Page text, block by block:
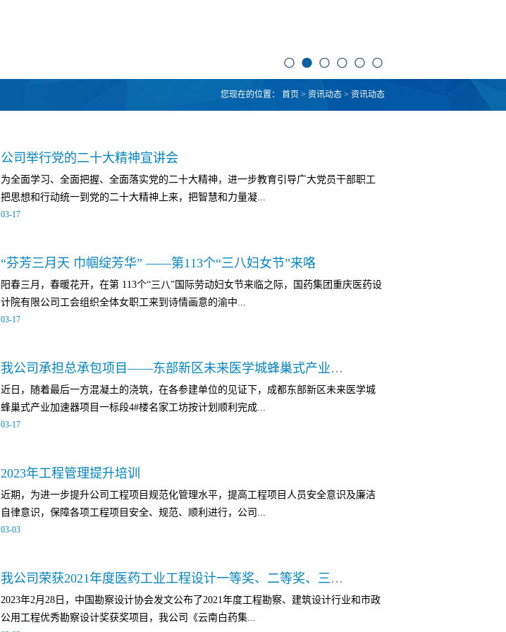
您现在的位置： 首页 > 资讯动态 > 资讯动态
公司举行党的二十大精神宣讲会
为全面学习、全面把握、全面落实党的二十大精神，进一步教育引导广大党员干部职工
把思想和行动统一到党的二十大精神上来，把智慧和力量凝...
员、市委党校副校长周学馨教授为公司党员干部职工作了一场题为“夺取中国特色社会主
义新胜利的政治宣言和行动纲领”的党的二十大精神宣讲报告。公司领导班子成员、全体
党员、中层骨干、民主党派人士、群团组织代表共计150余人聆听报告。周学馨教授紧扣
党的二十大报告原文，重点围绕三个方面的“深刻领会”，对党的二十大精神进行了系统的
供了更加宽广的解读视野。 参会人员一致表示，要认真学习领会党的二十大精神，进
一步提高政治站位，深刻领悟“两个确立”的决定性意义，牢记“三个务必”的实践要求，结
合公司实际，立足职能职责，心往一处想、劲往一处使，一步一个脚印把党的二十大作
出的重大决策部署在公司落地见效，为公司高质量发展贡献力量。
03-17
“芬芳三月天 巾帼绽芳华” ——第113个“三八妇女节”来咯
阳春三月，春暖花开，在第 113个“三八”国际劳动妇女节来临之际，国药集团重庆医药设
计院有限公司工会组织全体女职工来到诗情画意的渝中...
创意构图的同时，展现巾帼风采。此次活动不仅丰富了女职工业余生活，缓解繁忙快节
奏的工作，也使大家充分感受到了节日带来的喜悦。愿她们勇敢地去追求自己，向着阳
光散发光辉，在各自的工作岗位上坚定信心、担当进取，展现时代“她”力量。
03-17
我公司承担总承包项目——东部新区未来医学城蜂巢式产业加速器一标段项目阶段性封顶
近日，随着最后一方混凝土的浇筑，在各参建单位的见证下，成都东部新区未来医学城
蜂巢式产业加速器项目一标段4#楼名家工坊按计划顺利完成...
实基础。成都东部新区未来医学城蜂巢式产业加速器项目一标段项目，由国药集团重庆
医药设计院有限公司作为联合体牵头人，中国五冶集团有限公司作为联合体成员共同承
建。项目建设用地面积约80.89亩，总建筑面积124201.35㎡。包含1#弹性产研中心
（15F/-2F）、2#转化中心（7F）、3#倒班宿舍（15F）、4#名家工坊（5F）、5#名家工
施工，仅用时56天，确保了业主的节点目标的顺利完成，为整体项目按时保质完成奠定
了良好基础。作为联合体牵头人，我公司项目管理团队秉承公司精良设计、精心服务、
精益管理、精品工程的理念，在管理过程中发挥牵头作用，积极与各方沟通，确保工程
03-17
2023年工程管理提升培训
近期，为进一步提升公司工程项目规范化管理水平，提高工程项目人员安全意识及廉洁
自律意识，保障各项工程项目安全、规范、顺利进行，公司...
人员共40余人参会。党风廉政教育培训为切实提升公司廉政教育实效，会议开始对全体
人员进行了党风廉政教育专题培训。纪委书记、副总经理吴德桥强调，压紧压实责任既
要确立高标准毫不动摇，又要守住纪律底线一寸不让。将廉洁的理念、规范、要求渗透
03-03
我公司荣获2021年度医药工业工程设计一等奖、二等奖、三等奖
2023年2月28日，中国勘察设计协会发文公布了2021年度工程勘察、建筑设计行业和市政
公用工程优秀勘察设计奖获奖项目，我公司《云南白药集...